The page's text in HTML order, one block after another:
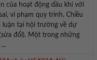
của hoạt động dầu khí với
vi phạm quy trình. Chiều
luận tại hội trường về dự
đổi). Một trong những